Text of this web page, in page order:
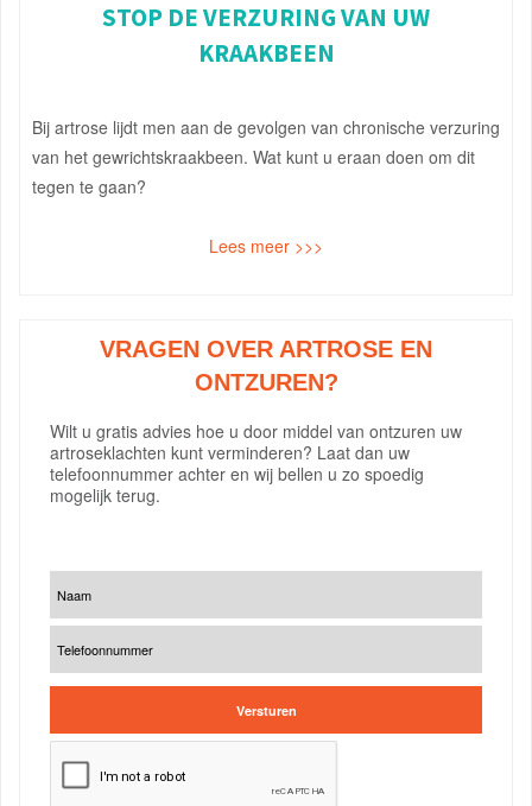
STOP DE VERZURING VAN UW
KRAAKBEEN
Bij artrose lijdt men aan de gevolgen van chronische verzuring
van het gewrichtskraakbeen. Wat kunt u eraan doen om dit
tegen te gaan?
Lees meer >>>
VRAGEN OVER ARTROSE EN
ONTZUREN?
Wilt u gratis advies hoe u door middel van ontzuren uw
artroseklachten kunt verminderen? Laat dan uw
telefoonnummer achter en wij bellen u zo spoedig
mogelijk terug.